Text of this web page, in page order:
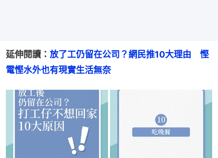
延伸閱讀： 放了工仍留在公司？網民推10大理由　慳
電慳水外也有現實生活無奈